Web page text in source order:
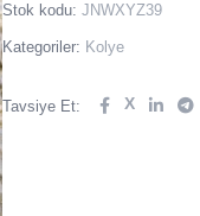
Stok kodu: JNWXYZ39
Kategoriler: Kolye
Tavsiye Et: X